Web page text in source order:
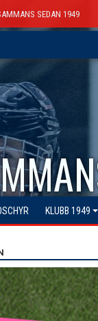
SEDAN 1949
KLUBB 1949